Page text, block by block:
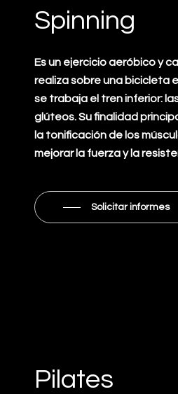
Spinning
Es un ejercicio aeróbico y
realiza sobre una bicicleta
se trabaja el tren inferior:
glúteos. Su finalidad
la tonificación de los
mejorar la fuerza y la
Solicitar informes
Pilates